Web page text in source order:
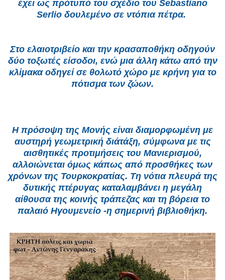
έχει ως πρότυπό του σχέδιο του Sebastiano
Serlio δουλεμένο σε ντόπια πέτρα.
Στο ελαιοτριβείο και την κρασαποθήκη οδηγούν
δύο τοξωτές είσοδοι, ενώ μια άλλη κάτω από την
κλίμακα οδηγεί σε θολωτό χώρο με κρήνη για το
πότισμα των ζώων.
Η πρόσοψη της Μονής είναι διαμορφωμένη με
αυστηρή γεωμετρική διάτάξη, σύμφωνα με τις
αισθητικές προτιμήσεις του Μανιερισμού,
αλλοιώνεται όμως κάπως από προσθήκες των
χρόνων της Τουρκοκρατίας. Τη νότια πλευρά της
δυτικής πτέρυγας καταλαμβάνει η μεγάλη
αίθουσα της κοινής τράπεζας και τη βόρεια το
παλαιό Ηγουμενείο -η σημερινή βιβλιοθήκη.